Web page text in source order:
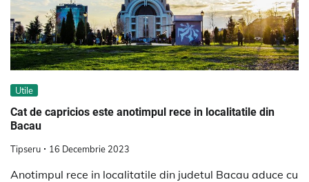
Utile
Cat de capricios este anotimpul rece in localitatile din
Bacau
Tipseru 16 Decembrie 2023
Anotimpul rece in localitatile din judetul Bacau aduce cu